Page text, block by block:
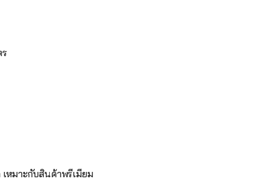
เหมาะกับสินค้าพรีเมียม